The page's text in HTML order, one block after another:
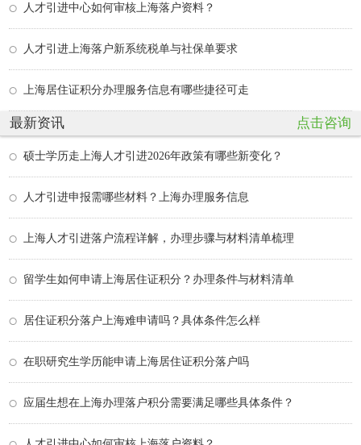
人才引进中心如何审核上海落户资料？
人才引进上海落户新系统税单与社保单要求
上海居住证积分办理服务信息有哪些捷径可走
最新资讯 点击咨询
硕士学历走上海人才引进2026年政策有哪些新变化？
人才引进申报需哪些材料？上海办理服务信息
上海人才引进落户流程详解，办理步骤与材料清单梳理
留学生如何申请上海居住证积分？办理条件与材料清单
居住证积分落户上海难申请吗？具体条件怎么样
在职研究生学历能申请上海居住证积分落户吗
应届生想在上海办理落户积分需要满足哪些具体条件？